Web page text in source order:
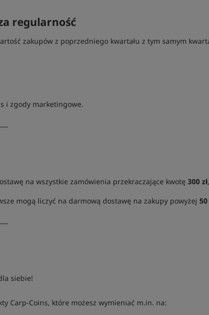
regularność
zakupów z poprzedniego kwartału z tym samym
i zgody marketingowe.
na wszystkie zamówienia przekraczające kwotę 300 zł
mogą liczyć na darmową dostawę na zakupy powyżej 50
siebie!
Carp-Coins, które możesz wymieniać m.in. na: